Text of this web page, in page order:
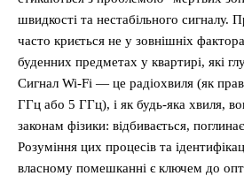
швидкості та нестабільного сигналу.
часто криється не у зовнішніх
буденних предметах у квартирі, які
Сигнал Wi-Fi — це радіохвиля (як
ГГц або 5 ГГц), і як будь-яка хвиля,
законам фізики: відбивається,
Розуміння цих процесів та
власному помешканні є ключем до